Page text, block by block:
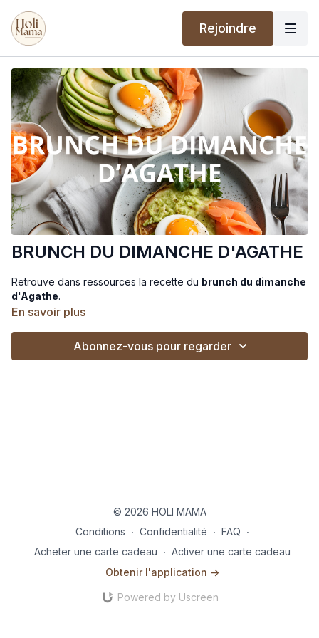
Rejoindre
BRUNCH DU DIMANCHE D'AGATHE
Retrouve dans ressources la recette du brunch du dimanche
d'Agathe.
En savoir plus
Abonnez-vous pour regarder
© 2026 HOLI MAMA
Conditions ∙ Confidentialité ∙ FAQ ∙
Acheter une carte cadeau ∙ Activer une carte cadeau
Obtenir l'application ->
Powered by Uscreen